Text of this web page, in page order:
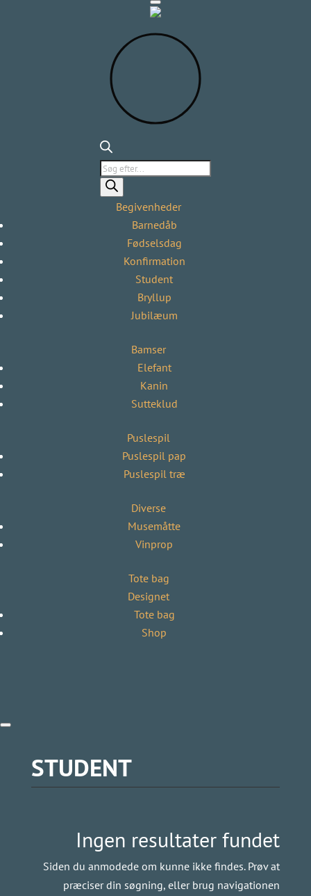
Products
search
Begivenheder
Barnedåb
Fødselsdag
Konfirmation
Student
Bryllup
Jubilæum
Bamser
Elefant
Kanin
Sutteklud
Puslespil
Puslespil pap
Puslespil træ
Diverse
Musemåtte
Vinprop
Tote bag
Designet
Tote bag
Shop
STUDENT
Ingen resultater fundet
Siden du anmodede om kunne ikke findes. Prøv at
præciser din søgning, eller brug navigationen